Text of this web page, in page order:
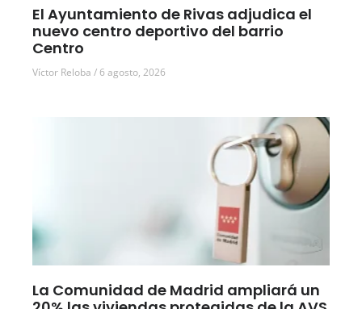
El Ayuntamiento de Rivas adjudica el
nuevo centro deportivo del barrio
Centro
Víctor Reloba 6 agosto, 2026
La Comunidad de Madrid ampliará un